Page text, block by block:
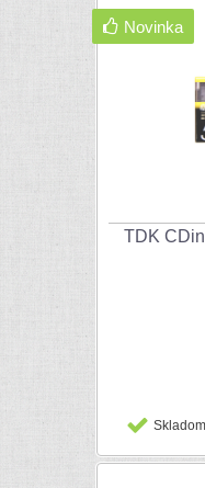
TDK
Skladom
Novinka